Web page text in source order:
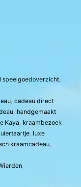
speelgoedoverzicht,
, cadeau direct
, handgemaakt
Kaya, kraambezoek
luiertaartje, luxe
kraamcadeau,
,